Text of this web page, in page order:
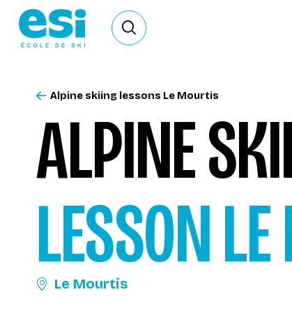
Ouvrir le formulaire de
ALPINE
LESSON
Le Mourtis
Alpine skiing lessons Le Mourtis